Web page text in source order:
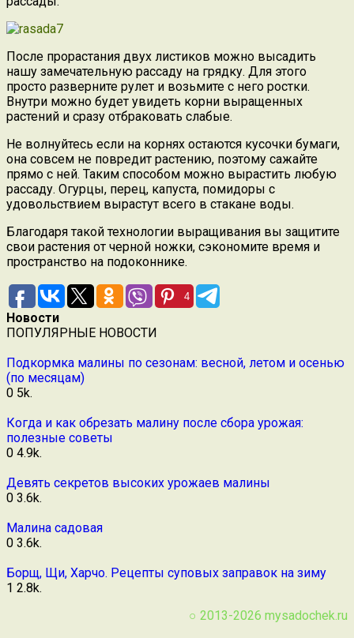
После прорастания двух листиков можно высадить
нашу замечательную рассаду на грядку. Для этого
просто разверните рулет и возьмите с него ростки.
Внутри можно будет увидеть корни выращенных
растений и сразу отбраковать слабые.
Не волнуйтесь если на корнях остаются кусочки бумаги,
она совсем не повредит растению, поэтому сажайте
прямо с ней. Таким способом можно вырастить любую
рассаду. Огурцы, перец, капуста, помидоры с
удовольствием вырастут всего в стакане воды.
Благодаря такой технологии выращивания вы защитите
свои растения от черной ножки, сэкономите время и
пространство на подоконнике.
4
Новости
ПОПУЛЯРНЫЕ НОВОСТИ
Подкормка малины по сезонам: весной, летом и осенью
(по месяцам)
0 5k.
Когда и как обрезать малину после сбора урожая:
полезные советы
0 4.9k.
Девять секретов высоких урожаев малины
0 3.6k.
Малина садовая
0 3.6k.
Борщ, Щи, Харчо. Рецепты суповых заправок на зиму
1 2.8k.
○ 2013-2026 mysadochek.ru